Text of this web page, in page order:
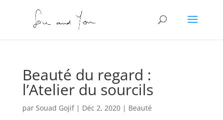
Beauté du regard :
l’Atelier du sourcils
par Souad Gojif| Déc 2, 2020| Beauté